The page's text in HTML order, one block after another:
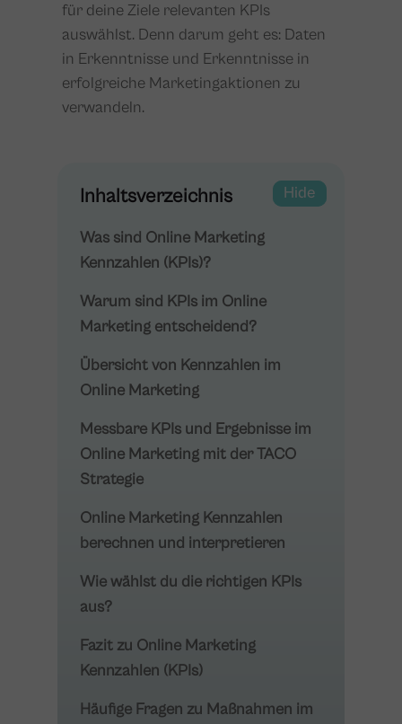
für deine Ziele relevanten KPIs
auswählst. Denn darum geht es: Daten
in Erkenntnisse und Erkenntnisse in
erfolgreiche Marketingaktionen zu
verwandeln.
Was sind Online Marketing
Kennzahlen (KPIs)?
Warum sind KPIs im Online
Marketing entscheidend?
Übersicht von Kennzahlen im
Online Marketing
Messbare KPIs und Ergebnisse im
Online Marketing mit der TACO
Strategie
Online Marketing Kennzahlen
berechnen und interpretieren
Wie wählst du die richtigen KPIs
aus?
Fazit zu Online Marketing
Kennzahlen (KPIs)
Häufige Fragen zu Maßnahmen im
Hide
Show
Inhaltsverzeichnis